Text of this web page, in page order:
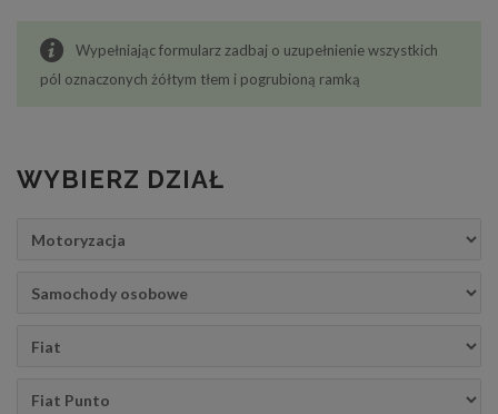
DOŁADUJ KONTO
KOSZYK
Wypełniając formularz zadbaj o uzupełnienie wszystkich
pól oznaczonych żółtym tłem i pogrubioną ramką
WYBIERZ DZIAŁ